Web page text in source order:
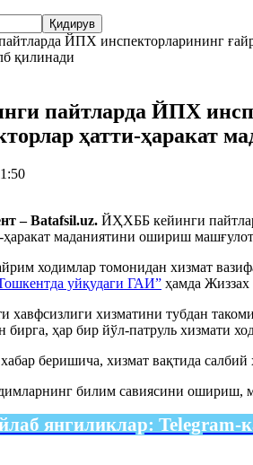
пайтларда ЙПХ
ҳатти-ҳаракат
– Batafsil.uz. ЙҲХББ кейинги
ҳаракат маданиятини ошириш
ходимлар томонидан хизмат
уйқудаги ГАИ” ҳамда Жиззах
хавфсизлиги хизматини тубдан
бирга, ҳар бир йўл-патруль хизмати
беришича, хизмат вақтида салбий
билим савиясини ошириш,
янгиликлар: Telegram-